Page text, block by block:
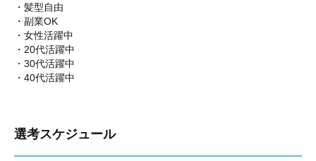
・髪型自由
・副業OK
・女性活躍中
・20代活躍中
・30代活躍中
・40代活躍中
選考スケジュール